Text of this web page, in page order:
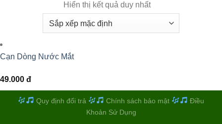
Hiển thị kết quả duy nhất
Cạn Dòng Nước Mắt
49.000 đ
Quy định đổi trả Chính sách bảo mật
Điều
Khoản Sử Dụng